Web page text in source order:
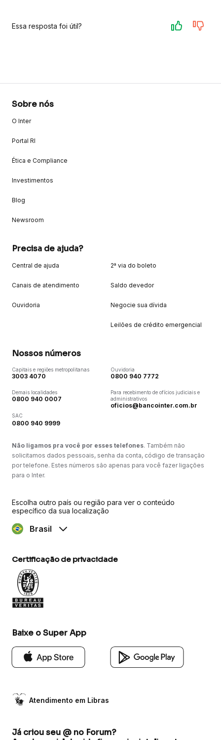
Essa resposta foi útil?
Sobre nós
O Inter
Portal RI
Ética e Compliance
Investimentos
Blog
Newsroom
Precisa de ajuda?
Central de ajuda
Canais de atendimento
Ouvidoria
2ª via do boleto
Saldo devedor
Negocie sua dívida
Leilões de crédito emergencial
Nossos números
Capitais e regiões metropolitanas
3003 4070
Demais localidades
0800 940 0007
SAC
0800 940 9999
Ouvidoria
0800 940 7772
Para recebimento de ofícios judiciais e
administrativos
oficios@bancointer.com.br
Não ligamos pra você por esses telefones. Também não
solicitamos dados pessoais, senha da conta, código de transação
por telefone. Estes números são apenas para você fazer ligações
para o Inter.
Escolha outro país ou região para ver o conteúdo
específico da sua localização
Brasil
Certificação de privacidade
Baixe o Super App
Atendimento em Libras
Já criou seu @ no Forum?